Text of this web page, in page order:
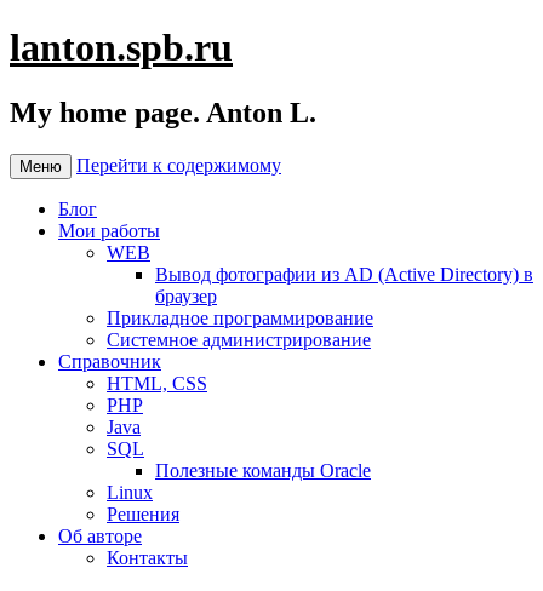
lanton.spb.ru
My home page. Anton L.
Меню Перейти к содержимому
Блог
Мои работы
WEB
Вывод фотографии из AD (Active Directory) в
браузер
Прикладное программирование
Системное администрирование
Справочник
HTML, CSS
PHP
Java
SQL
Полезные команды Oracle
Linux
Решения
Об авторе
Контакты